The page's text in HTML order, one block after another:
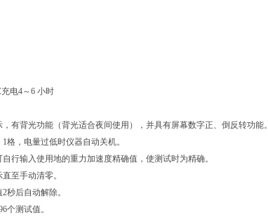
电4～6 小时
有背光功能（背光适合夜间使用），并具有屏幕数字正、倒反转功能。
格，电量过低时仪器自动关机。
行输入使用地的重力加速度精确值，使测试时为精确。
至手动清零。
秒后自动解除。
个测试值。